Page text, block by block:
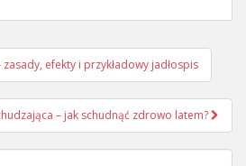
zasady, efekty i przykładowy jadłospis
– jak schudnąć zdrowo latem?